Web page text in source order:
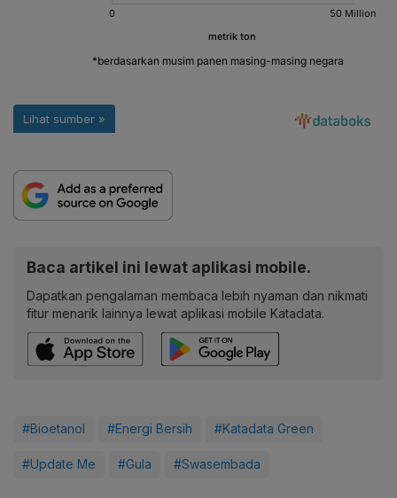
Baca artikel ini lewat aplikasi mobile.
Dapatkan pengalaman membaca lebih nyaman dan nikmati
fitur menarik lainnya lewat aplikasi mobile Katadata.
#Bioetanol #Energi Bersih #Katadata Green
#Update Me #Gula #Swasembada